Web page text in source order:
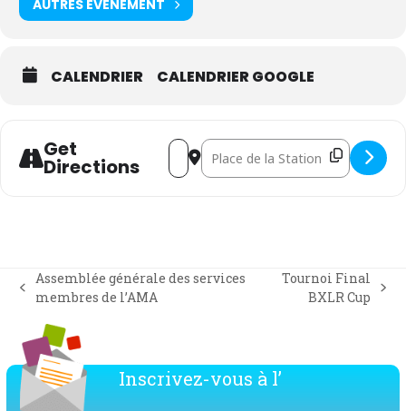
AUTRES ÉVÈNEMENT
CALENDRIER CALENDRIER GOOGLE
Get
Directions
Address - Manifestation contre la
Destination Address -
previous
Assemblée générale des services
membres de l’AMA
Tournoi Final
BXLR Cup
Inscrivez-vous à l’